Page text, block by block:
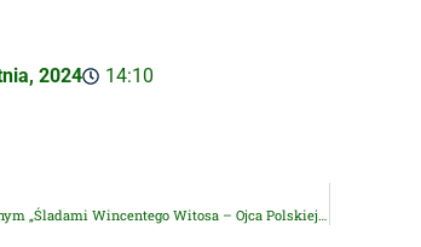
2024 14:10
Spacerek z przewodnikiem szlakiem historycznym „Śladami Wincentego Witosa – Ojca Polskiej Niepodległości z Wierzchosławic”